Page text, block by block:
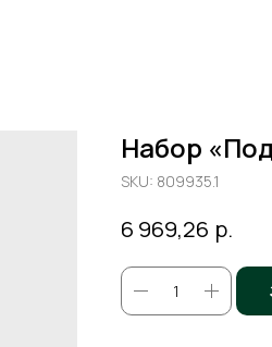
Набор
SKU: 809935.1
6 969,26 р.